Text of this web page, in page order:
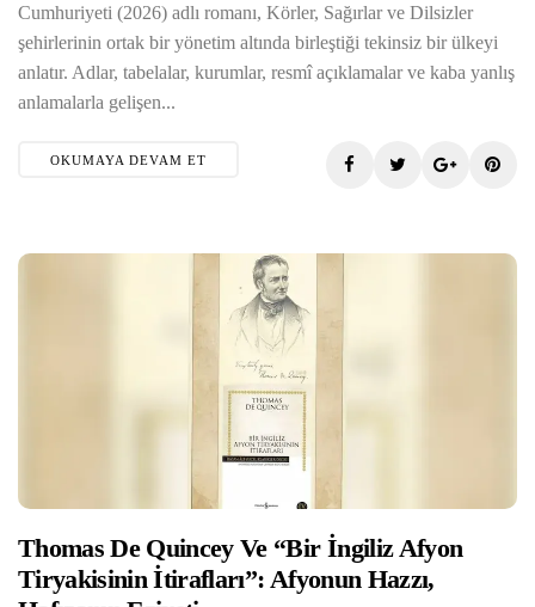
Cumhuriyeti (2026) adlı romanı, Körler, Sağırlar ve Dilsizler
şehirlerinin ortak bir yönetim altında birleştiği tekinsiz bir ülkeyi
anlatır. Adlar, tabelalar, kurumlar, resmî açıklamalar ve kaba yanlış
anlamalarla gelişen...
OKUMAYA DEVAM ET
Thomas De Quincey Ve “Bir İngiliz Afyon
Tiryakisinin İtirafları”: Afyonun Hazzı,